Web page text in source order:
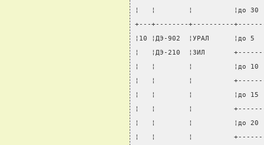
¦   ¦        ¦          ¦до 30
+---+--------+----------
¦10 ¦ДЭ-902  ¦УРАЛ      ¦до
¦   ¦ДЭ-210  ¦ЗИЛ
¦   ¦        ¦          ¦до 10
¦   ¦        ¦
¦   ¦        ¦          ¦до 15
¦   ¦        ¦
¦   ¦        ¦          ¦до 20
¦   ¦        ¦